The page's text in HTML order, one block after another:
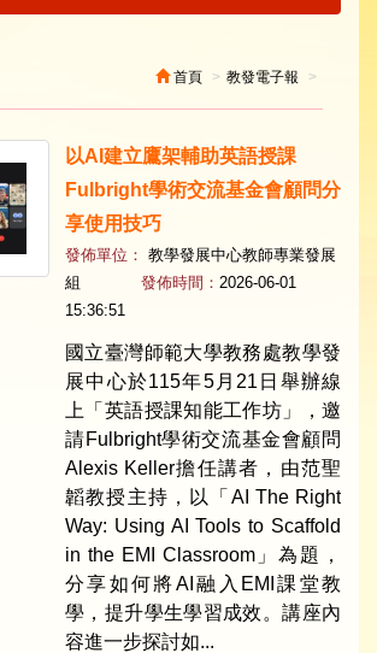
首頁 教發電子報
以AI建立鷹架輔助英語授課
Fulbright學術交流基金會顧問分
享使用技巧
發佈單位： 教學發展中心教師專業發展
組
發佈時間： 2026-06-01
15:36:51
國立臺灣師範大學教務處教學發
展中心於115年5月21日舉辦線
上「英語授課知能工作坊」，邀
請Fulbright學術交流基金會顧問
Alexis Keller擔任講者，由范聖
韜教授主持，以「AI The Right
Way: Using AI Tools to Scaffold
in the EMI Classroom」為題，
分享如何將AI融入EMI課堂教
學，提升學生學習成效。講座內
容進一步探討如...